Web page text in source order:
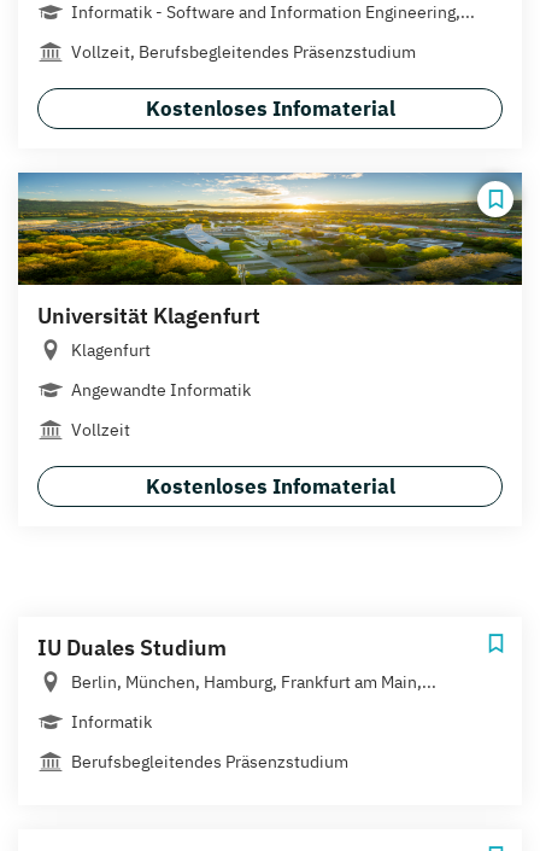
Informatik - Software and Information Engineering,...
Vollzeit, Berufsbegleitendes Präsenzstudium
Kostenloses Infomaterial
Universität Klagenfurt
Klagenfurt
Angewandte Informatik
Vollzeit
Kostenloses Infomaterial
IU Duales Studium
Berlin, München, Hamburg, Frankfurt am Main,...
Informatik
Berufsbegleitendes Präsenzstudium